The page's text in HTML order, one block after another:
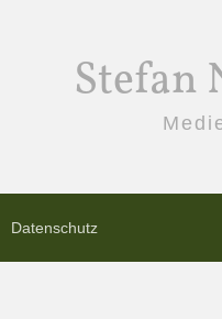
Stefan
Datenschutz